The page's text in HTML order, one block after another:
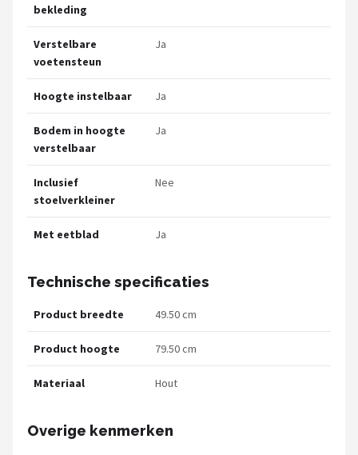
bekleding
Verstelbare
voetensteun
Ja
Hoogte instelbaar Ja
Bodem in hoogte
verstelbaar
Ja
Inclusief
stoelverkleiner
Nee
Met eetblad Ja
Technische specificaties
Product breedte 49.50 cm
Product hoogte 79.50 cm
Materiaal Hout
Overige kenmerken